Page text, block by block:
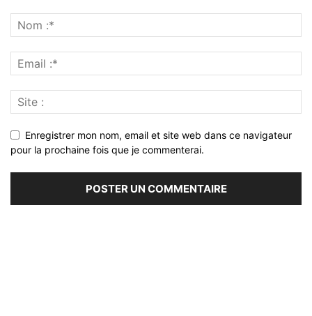
Enregistrer mon nom, email et site web dans ce navigateur
pour la prochaine fois que je commenterai.